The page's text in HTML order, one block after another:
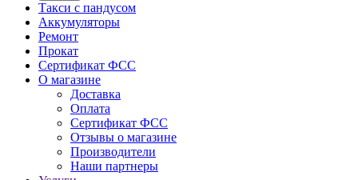
Такси с пандусом
Аккумуляторы
Ремонт
Прокат
Сертификат ФСС
О магазине
Доставка
Оплата
Сертификат ФСС
Отзывы о магазине
Производители
Наши партнеры